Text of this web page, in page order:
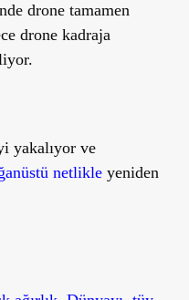
drone tamamen
drone kadraja
yakalıyor ve
netlikleyeniden